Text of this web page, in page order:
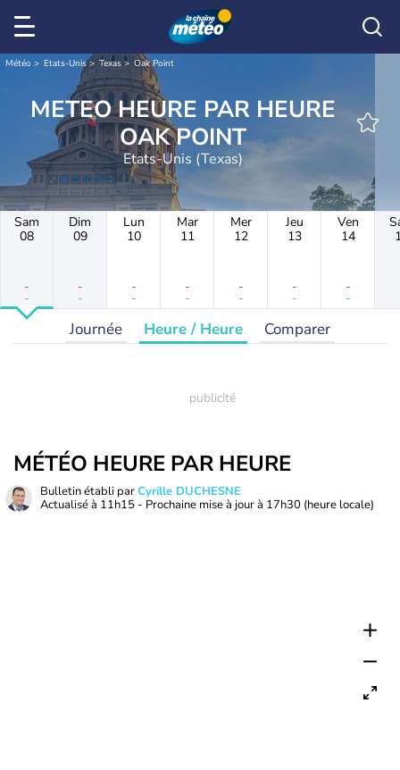
Météo Etats-Unis Texas Oak Point
METEO HEURE PAR HEURE
OAK POINT
Etats-Unis (Texas)
Sam
08
-
-
Dim
09
-
-
Lun
10
-
-
Mar
11
-
-
Mer
12
-
-
Jeu
13
-
-
Ven
14
-
-
Journée Heure / Heure Comparer
MÉTÉO HEURE PAR HEURE
Bulletin établi parCyrille DUCHESNE
Actualisé à 11h15 - Prochaine mise à jour à 17h30 (heure locale)